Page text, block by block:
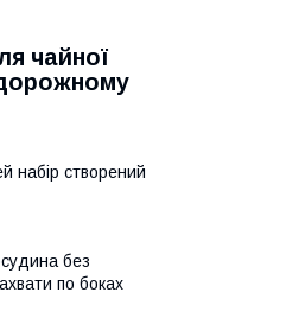
чайної
дорожному
набір створений
без
по боках